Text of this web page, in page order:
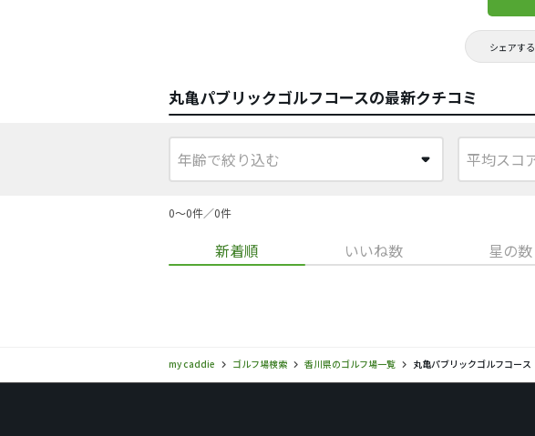
シェアする
丸亀パブリックゴルフコースの最新クチコミ
0〜0件／0件
新着順 いいね数 星の数
my caddie ゴルフ場検索 香川県のゴルフ場一覧 丸亀パブリックゴルフコース